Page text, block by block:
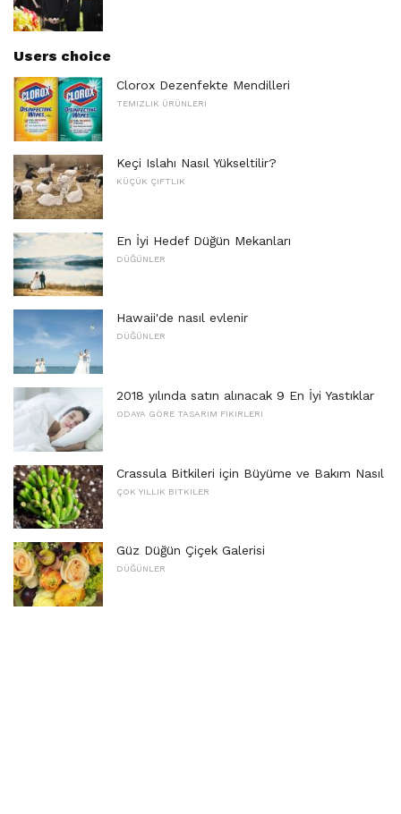
Users choice
Clorox Dezenfekte Mendilleri
TEMIZLIK ÜRÜNLERI
Keçi Islahı Nasıl Yükseltilir?
KÜÇÜK ÇIFTLIK
En İyi Hedef Düğün Mekanları
DÜĞÜNLER
Hawaii'de nasıl evlenir
DÜĞÜNLER
2018 yılında satın alınacak 9 En İyi Yastıklar
ODAYA GÖRE TASARIM FIKIRLERI
Crassula Bitkileri için Büyüme ve Bakım Nasıl
ÇOK YILLIK BITKILER
Güz Düğün Çiçek Galerisi
DÜĞÜNLER